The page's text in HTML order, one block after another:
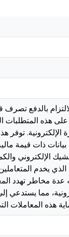
بالدفع تصرف
هذه المتطلبات
توفر
ذات قيمة
الإلكتروني
مخاطر تهدد
مما يستدعي
هذه المعاملات